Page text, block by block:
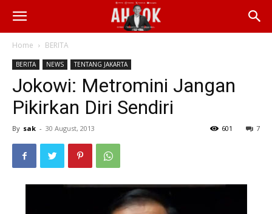
Home BERITA
BERITA NEWS TENTANG JAKARTA
Jokowi: Metromini Jangan
Pikirkan Diri Sendiri
By sak - 30 August, 2013 7
601